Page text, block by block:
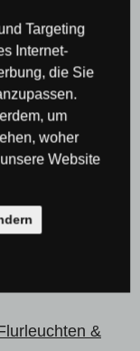
für Flur &
&
Targeting
Internet-
die Sie
um
woher
Website